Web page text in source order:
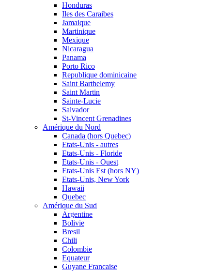
Honduras
Iles des Caraibes
Jamaique
Martinique
Mexique
Nicaragua
Panama
Porto Rico
Republique dominicaine
Saint Barthelemy
Saint Martin
Sainte-Lucie
Salvador
St-Vincent Grenadines
Amérique du Nord
Canada (hors Quebec)
Etats-Unis - autres
Etats-Unis - Floride
Etats-Unis - Ouest
Etats-Unis Est (hors NY)
Etats-Unis, New York
Hawaii
Quebec
Amérique du Sud
Argentine
Bolivie
Bresil
Chili
Colombie
Equateur
Guyane Francaise